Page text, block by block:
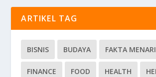
ARTIKEL TAG
BISNIS BUDAYA FAKTA
FINANCE FOOD HEALTH